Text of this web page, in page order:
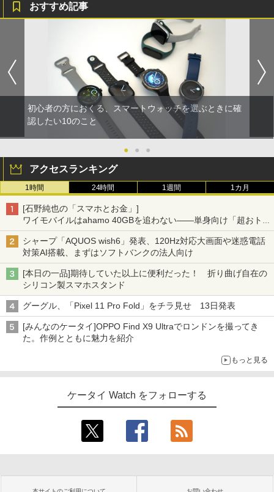
おすすめ記事
初心者の方におくる、スマートウォッチを選ぶときに確
認したい10のこと
● ● ●
アクセスランキング
1時間 24時間 1週間 1カ月
[石野純也の「スマホとお金」]
ワイモバイルはahamo 40GBを追わない――単身向け「超おトク
割」の安さと1年限定の注意点
シャープ「AQUOS wish6」発表、120Hz対応大画面や迷惑電話
対策AI搭載、まずはソフトバンクの法人向け
[本日の一品]期待していた以上に便利だった！ 折り曲げ自在の
シリコン製スマホスタンド
グーグル、「Pixel 11 Pro Fold」をチラ見せ 13日発表
[みんなのケータイ]OPPO Find X9 Ultraでロンドンを撮ってき
た。作例とともに魅力を紹介
もっと見る
ケータイ Watch をフォローする